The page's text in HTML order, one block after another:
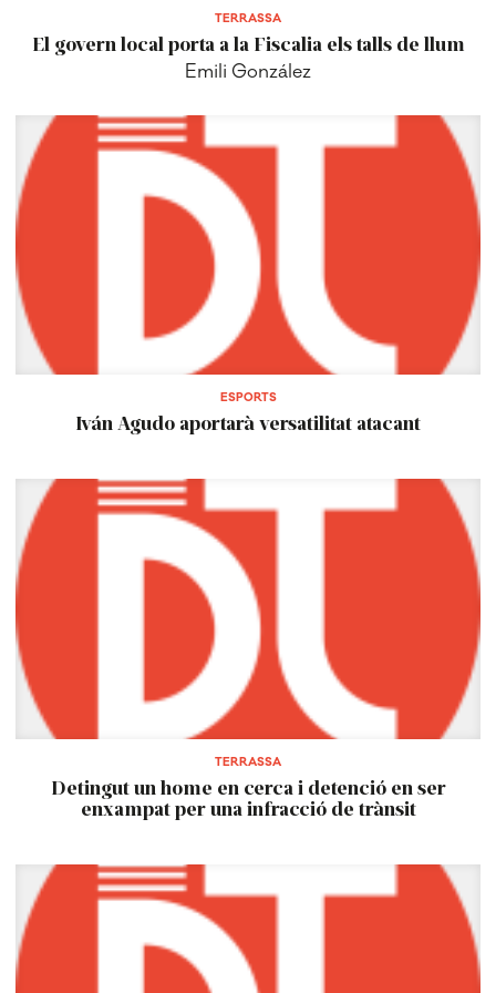
TERRASSA
El govern local porta a la Fiscalia els talls de llum
Emili González
ESPORTS
Iván Agudo aportarà versatilitat atacant
TERRASSA
Detingut un home en cerca i detenció en ser
enxampat per una infracció de trànsit